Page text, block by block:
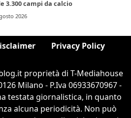
3.300 campi da calcio
2026
Privacy Policy
proprietà di T-Mediahouse
Milano - P.Iva 06933670967 -
testata giornalistica, in quanto
alcuna periodicità. Non può